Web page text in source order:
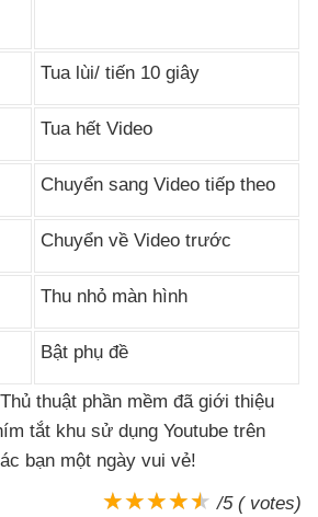
Tua lùi/ tiến 10 giây
Tua hết Video
Chuyển sang Video tiếp theo
Chuyển về Video trước
Thu nhỏ màn hình
Bật phụ đề
thuật phần mềm đã giới thiệu
tắt khu sử dụng Youtube trên
bạn một ngày vui vẻ!
/5 ( votes)